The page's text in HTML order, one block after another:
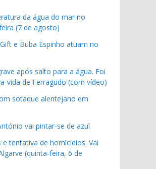
da água do mar no
(7 de agosto)
e Buba Espinho atuam no
após salto para a água. Foi
vida de Ferragudo (com vídeo)
sotaque alentejano em
vai pintar-se de azul
e tentativa de homicídios. Vai
(quinta-feira, 6 de